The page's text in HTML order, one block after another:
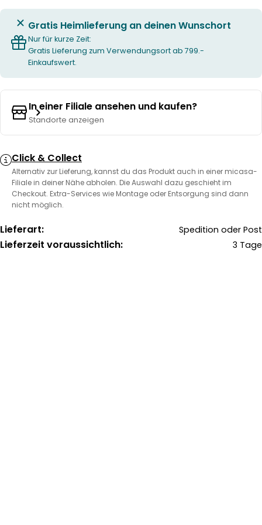
Gratis Heimlieferung an deinen Wunschort
Nur für kurze Zeit:
Gratis Lieferung zum Verwendungsort ab 799.-
Einkaufswert.
In einer Filiale ansehen und kaufen?
Standorte anzeigen
Click & Collect
Alternativ zur Lieferung, kannst du das Produkt auch in einer micasa-
Filiale in deiner Nähe abholen. Die Auswahl dazu geschieht im
Checkout. Extra-Services wie Montage oder Entsorgung sind dann
nicht möglich.
Lieferart: Spedition oder Post
Lieferzeit voraussichtlich: 3 Tage